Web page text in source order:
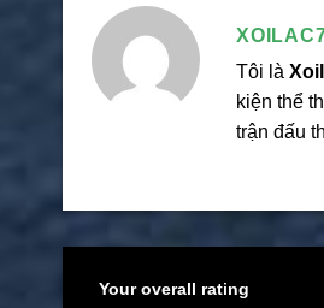
Tôi là
kiện thể
trận đấu
Your overall rating